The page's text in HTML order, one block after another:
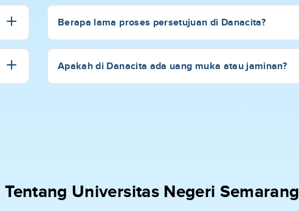
Berapa lama proses persetujuan di Danacita?
Apakah di Danacita ada uang muka atau jaminan?
Universitas Negeri Semarang